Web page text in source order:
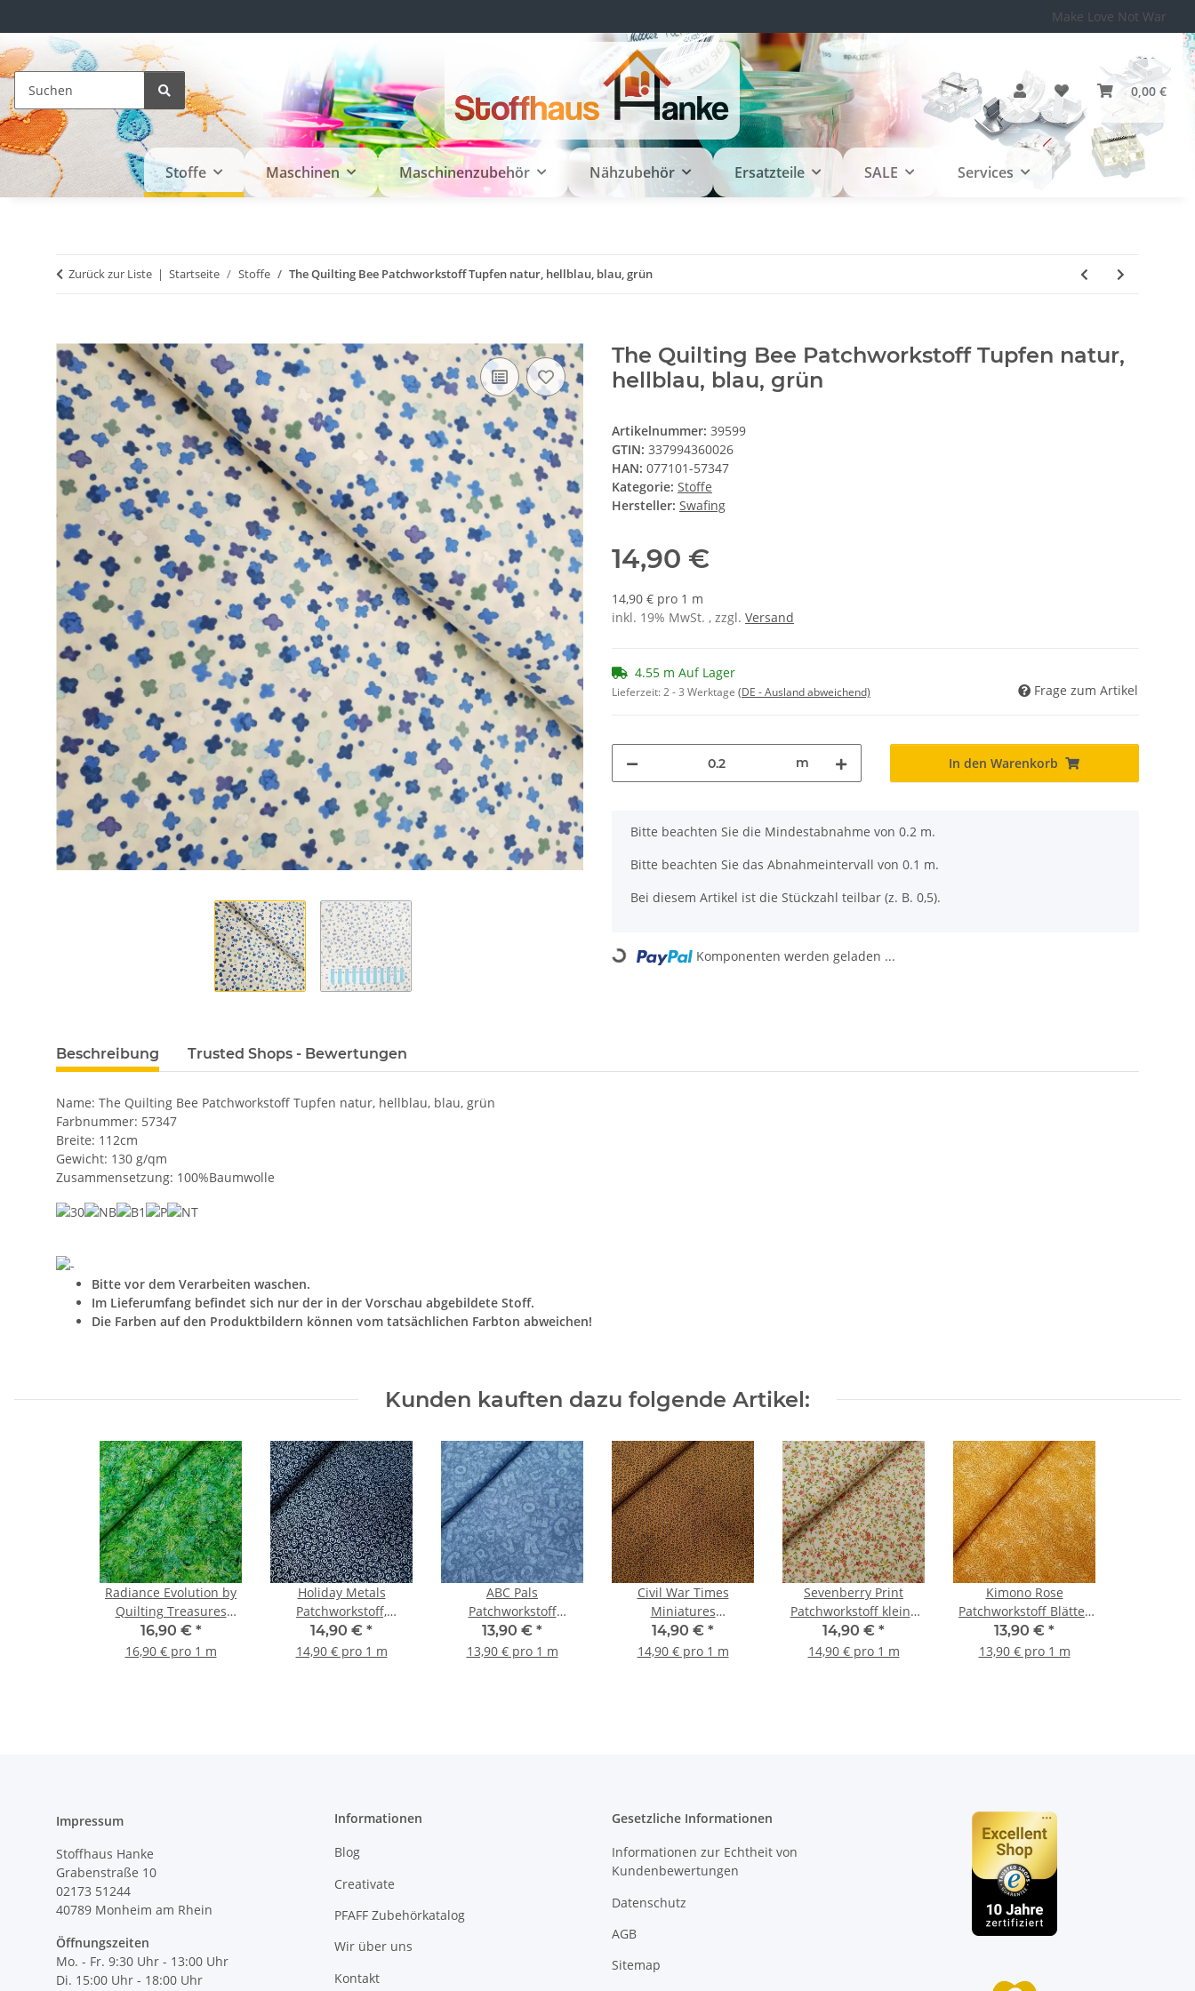
Make Love Not War
0,00 €
Stoffe Maschinen Maschinenzubehör Nähzubehör Ersatzteile SALE Services
Zurück zur Liste Startseite Stoffe The Quilting Bee Patchworkstoff Tupfen natur, hellblau, blau, grün
The Quilting Bee Patchworkstoff Tupfen natur,
hellblau, blau, grün
Artikelnummer: 39599
GTIN: 337994360026
HAN: 077101-57347
Kategorie: Stoffe
Hersteller: Swafing
14,90 €
14,90 € pro 1 m
inkl. 19% MwSt. , zzgl. Versand
4.55 m Auf Lager
Lieferzeit:2 - 3 Werktage (DE - Ausland abweichend) Frage zum Artikel
m In den Warenkorb
x
Bitte beachten Sie die Mindestabnahme von 0.2 m.
Bitte beachten Sie das Abnahmeintervall von 0.1 m.
Bei diesem Artikel ist die Stückzahl teilbar (z. B. 0,5).
Loading... Komponenten werden geladen ...
Beschreibung Trusted Shops - Bewertungen
Name: The Quilting Bee Patchworkstoff Tupfen natur, hellblau, blau, grün
Farbnummer: 57347
Breite: 112cm
Gewicht: 130 g/qm
Zusammensetzung: 100%Baumwolle
Bitte vor dem Verarbeiten waschen.
Im Lieferumfang befindet sich nur der in der Vorschau abgebildete Stoff.
Die Farben auf den Produktbildern können vom tatsächlichen Farbton abweichen!
Kunden kauften dazu folgende Artikel:
Radiance Evolution by
Quilting Treasures
Patchworkstoff Spiralen
grün
16,90 € *
16,90 € pro 1 m
Holiday Metals
Patchworkstoff,
Spiralen, blau, silber
14,90 € *
14,90 € pro 1 m
ABC Pals
Patchworkstoff
Buchstaben rauchblau
13,90 € *
13,90 € pro 1 m
Civil War Times
Miniatures
Patchworkstoff Oval
spitz braun
14,90 € *
14,90 € pro 1 m
Sevenberry Print
Patchworkstoff kleine
Blumen natur, grün,
rot, gelb
14,90 € *
14,90 € pro 1 m
Kimono Rose
Patchworkstoff Blätter
ocker, gold
13,90 € *
13,90 € pro 1 m
Impressum
Stoffhaus Hanke
Grabenstraße 10
02173 51244
40789 Monheim am Rhein
Öffnungszeiten
Mo. - Fr. 9:30 Uhr - 13:00 Uhr
Di. 15:00 Uhr - 18:00 Uhr
Informationen
Blog
Creativate
PFAFF Zubehörkatalog
Wir über uns
Kontakt
Gesetzliche Informationen
Informationen zur Echtheit von
Kundenbewertungen
Datenschutz
AGB
Sitemap